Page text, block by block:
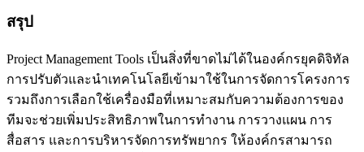
สรุป
Project Management Tools เป็นสิ่งที่ขาดไม่ได้ในองค์กรยุคดิจิทัล
การปรับตัวและนำเทคโนโลยีเข้ามาใช้ในการจัดการโครงการ
รวมถึงการเลือกใช้เครื่องมือที่เหมาะสมกับความต้องการของ
ทีมจะช่วยเพิ่มประสิทธิภาพในการทำงาน การวางแผน การ
สื่อสาร และการบริหารจัดการทรัพยากร ให้องค์กรสามารถ